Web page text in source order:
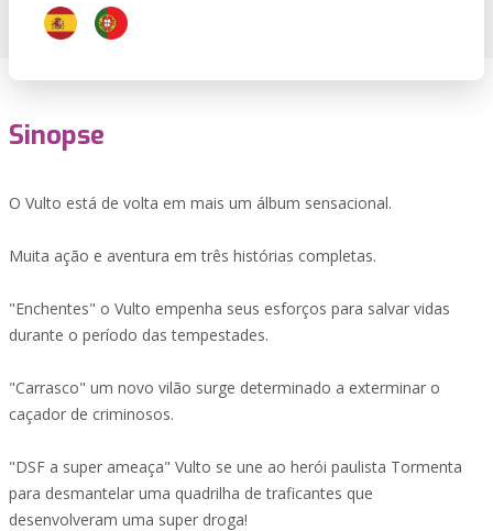
Sinopse
O Vulto está de volta em mais um álbum sensacional.
Muita ação e aventura em três histórias completas.
"Enchentes" o Vulto empenha seus esforços para salvar vidas
durante o período das tempestades.
"Carrasco" um novo vilão surge determinado a exterminar o
caçador de criminosos.
"DSF a super ameaça" Vulto se une ao herói paulista Tormenta
para desmantelar uma quadrilha de traficantes que
desenvolveram uma super droga!